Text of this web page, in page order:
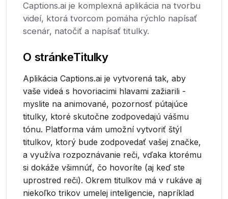
Captions.ai je komplexná aplikácia na tvorbu
videí, ktorá tvorcom pomáha rýchlo napísať
scenár, natočiť a napísať titulky.
O stránkeTitulky
Aplikácia Captions.ai je vytvorená tak, aby
vaše videá s hovoriacimi hlavami zažiarili -
myslite na animované, pozornosť pútajúce
titulky, ktoré skutočne zodpovedajú vášmu
tónu. Platforma vám umožní vytvoriť štýl
titulkov, ktorý bude zodpovedať vašej značke,
a využíva rozpoznávanie reči, vďaka ktorému
si dokáže všimnúť, čo hovoríte (aj keď ste
uprostred reči). Okrem titulkov má v rukáve aj
niekoľko trikov umelej inteligencie, napríklad